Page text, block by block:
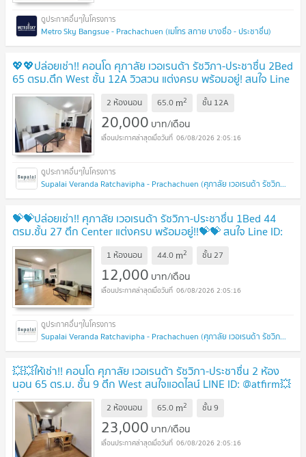
Metro Sky Bangsue - Prachachuen (เมโทร สกาย บางซื่อ - ประชาชื่น)
💖💖ปล่อยเช่า!! คอนโด ศุภาลัย เวอเรนด้า รัชวิภา-ประชาชื่น 2Bed
65 ตรม.ตึก West ชั้น 12A วิวสวน แต่งครบ พร้อมอยู่! สนใจ Line
ID: @atfirm💖💖
2 ห้องนอน 65.0 m2 ชั้น 12A
20,000 บาท/เดือน
06/08/2026 2:05:16
Supalai Veranda Ratchavipha - Prachachuen (ศุภาลัย เวอเรนด้า รัชวิภา - ประชาชื่น)
💝💝ปล่อยเช่า!! ศุภาลัย เวอเรนด้า รัชวิภา-ประชาชื่น 1Bed 44
ตรม.ชั้น 27 ตึก Center แต่งครบ พร้อมอยู่!!💝💝 สนใจ Line ID:
@atfirm📲
1 ห้องนอน 44.0 m2 ชั้น27
12,000 บาท/เดือน
06/08/2026 2:05:16
Supalai Veranda Ratchavipha - Prachachuen (ศุภาลัย เวอเรนด้า รัชวิภา - ประชาชื่น)
💥💥ให้เช่า!! คอนโด ศุภาลัย เวอเรนด้า รัชวิภา-ประชาชื่น 2 ห้อง
นอน 65 ตร.ม. ชั้น 9 ตึก West สนใจแอดไลน์ LINE ID: @atfirm💥
💥
2 ห้องนอน 65.0 m2 ชั้น9
23,000 บาท/เดือน
06/08/2026 2:05:16